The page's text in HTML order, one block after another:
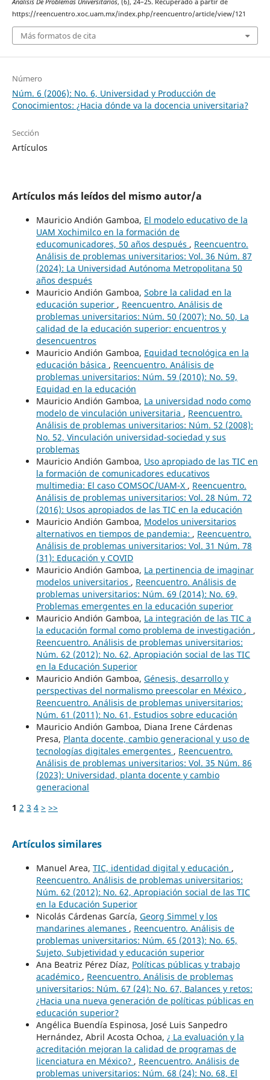
Análisis De Problemas Universitarios, (6), 24–25. Recuperado a partir de
https://reencuentro.xoc.uam.mx/index.php/reencuentro/article/view/121
Más formatos de cita
Número
Núm. 6 (2006): No. 6, Universidad y Producción de
Conocimientos: ¿Hacia dónde va la docencia universitaria?
Sección
Artículos
Artículos más leídos del mismo autor/a
Mauricio Andión Gamboa, El modelo educativo de la
UAM Xochimilco en la formación de
educomunicadores, 50 años después , Reencuentro.
Análisis de problemas universitarios: Vol. 36 Núm. 87
(2024): La Universidad Autónoma Metropolitana 50
años después
Mauricio Andión Gamboa, Sobre la calidad en la
educación superior , Reencuentro. Análisis de
problemas universitarios: Núm. 50 (2007): No. 50, La
calidad de la educación superior: encuentros y
desencuentros
Mauricio Andión Gamboa, Equidad tecnológica en la
educación básica , Reencuentro. Análisis de
problemas universitarios: Núm. 59 (2010): No. 59,
Equidad en la educación
Mauricio Andión Gamboa, La universidad nodo como
modelo de vinculación universitaria , Reencuentro.
Análisis de problemas universitarios: Núm. 52 (2008):
No. 52, Vinculación universidad-sociedad y sus
problemas
Mauricio Andión Gamboa, Uso apropiado de las TIC en
la formación de comunicadores educativos
multimedia: El caso COMSOC/UAM-X , Reencuentro.
Análisis de problemas universitarios: Vol. 28 Núm. 72
(2016): Usos apropiados de las TIC en la educación
Mauricio Andión Gamboa, Modelos universitarios
alternativos en tiempos de pandemia: , Reencuentro.
Análisis de problemas universitarios: Vol. 31 Núm. 78
(31): Educación y COVID
Mauricio Andión Gamboa, La pertinencia de imaginar
modelos universitarios , Reencuentro. Análisis de
problemas universitarios: Núm. 69 (2014): No. 69,
Problemas emergentes en la educación superior
Mauricio Andión Gamboa, La integración de las TIC a
la educación formal como problema de investigación ,
Reencuentro. Análisis de problemas universitarios:
Núm. 62 (2012): No. 62, Apropiación social de las TIC
en la Educación Superior
Mauricio Andión Gamboa, Génesis, desarrollo y
perspectivas del normalismo preescolar en México ,
Reencuentro. Análisis de problemas universitarios:
Núm. 61 (2011): No. 61, Estudios sobre educación
Mauricio Andión Gamboa, Diana Irene Cárdenas
Presa, Planta docente, cambio generacional y uso de
tecnologías digitales emergentes , Reencuentro.
Análisis de problemas universitarios: Vol. 35 Núm. 86
(2023): Universidad, planta docente y cambio
generacional
1 2 3 4 > >>
Artículos similares
Manuel Area, TIC, identidad digital y educación ,
Reencuentro. Análisis de problemas universitarios:
Núm. 62 (2012): No. 62, Apropiación social de las TIC
en la Educación Superior
Nicolás Cárdenas García, Georg Simmel y los
mandarines alemanes , Reencuentro. Análisis de
problemas universitarios: Núm. 65 (2013): No. 65,
Sujeto, Subjetividad y educación superior
Ana Beatriz Pérez Díaz, Políticas públicas y trabajo
académico , Reencuentro. Análisis de problemas
universitarios: Núm. 67 (24): No. 67, Balances y retos:
¿Hacia una nueva generación de políticas públicas en
educación superior?
Angélica Buendía Espinosa, José Luis Sanpedro
Hernández, Abril Acosta Ochoa, ¿ La evaluación y la
acreditación mejoran la calidad de programas de
licenciatura en México? , Reencuentro. Análisis de
problemas universitarios: Núm. 68 (24): No. 68, El